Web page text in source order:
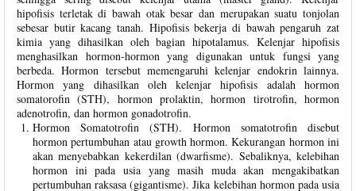
hipofisis terletak di bawah otak besar dan merupakan suatu tonjolan
sebesar butir kacang tanah. Hipofisis bekerja di bawah pengaruh zat
kimia yang dihasilkan oleh bagian hipotalamus. Kelenjar hipofisis
menghasilkan hormon-hormon yang digunakan untuk fungsi yang
berbeda. Hormon tersebut memengaruhi kelenjar endokrin lainnya.
Hormon yang dihasilkan oleh kelenjar hipofisis adalah hormon
somatorofin (STH), hormon prolaktin, hormon tirotrofin, hormon
adenotrofin, dan hormon gonadotrofin.
Hormon Somatotrofin (STH). Hormon somatotrofin disebut
hormon pertumbuhan atau growth hormon. Kekurangan hormon ini
akan menyebabkan kekerdilan (dwarfisme). Sebaliknya, kelebihan
hormon ini pada usia yang masih muda akan mengakibatkan
pertumbuhan raksasa (gigantisme). Jika kelebihan hormon pada usia